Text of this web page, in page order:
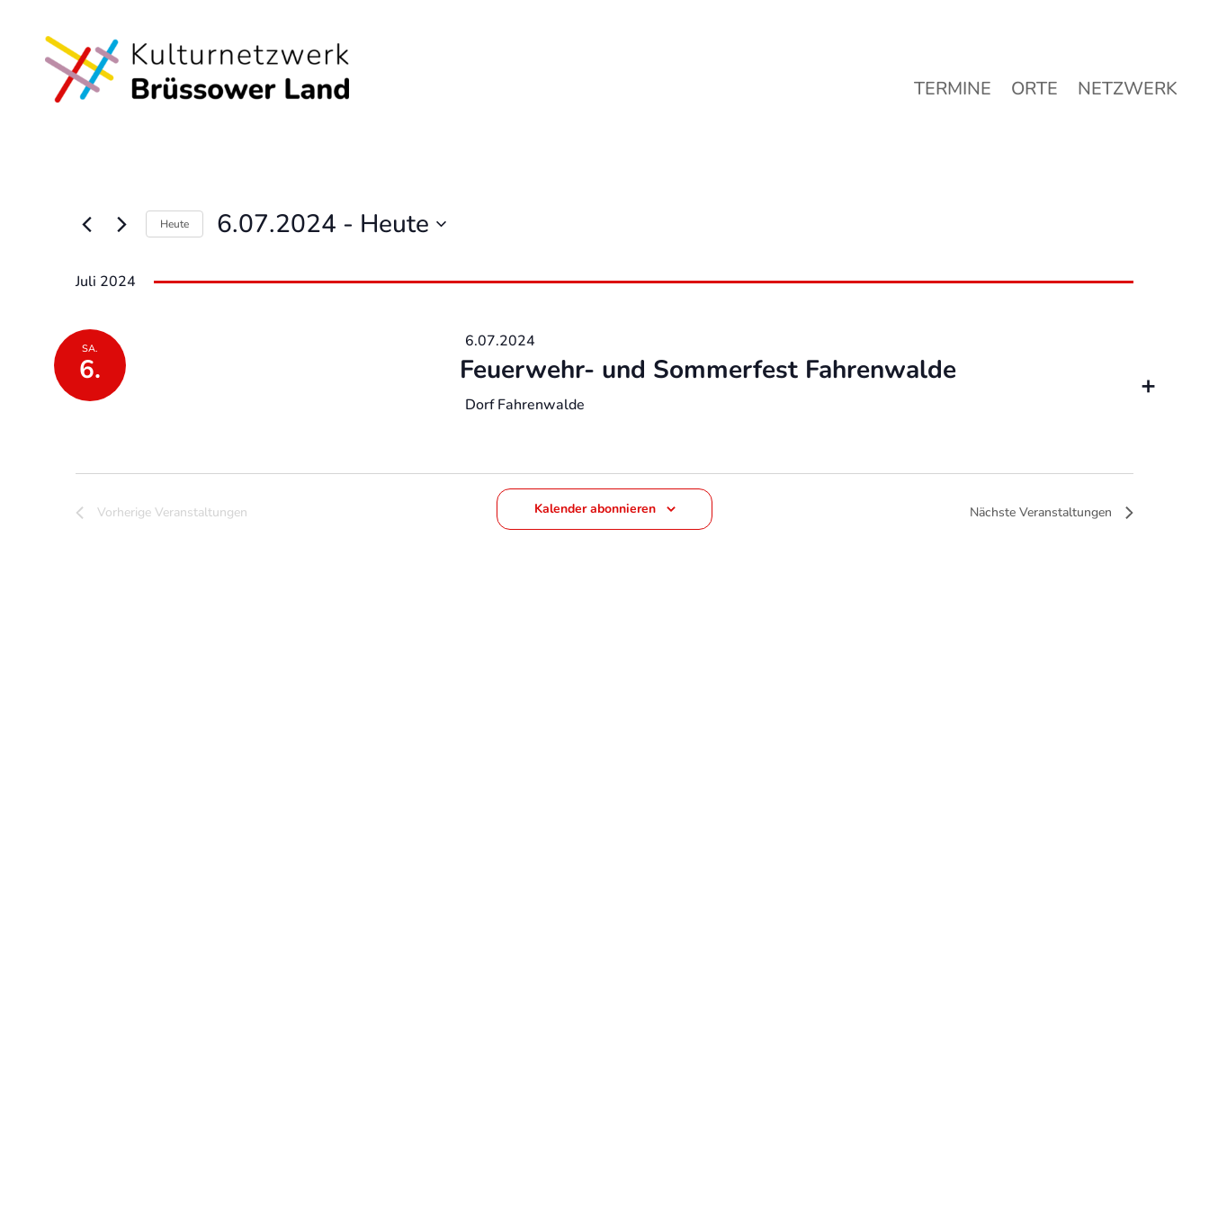
TERMINE ORTE NETZWERK
Heute 6.07.2024 - Heute
wählen.
Juli 2024
SA.
6. Feuerwehr- und Sommerfest Fahrenwalde
6.07.2024
Dorf Fahrenwalde
Vorherige Veranstaltungen Nächste Veranstaltungen
Kalender abonnieren